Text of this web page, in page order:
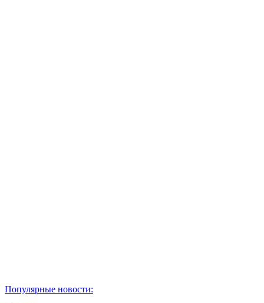
Популярные новости: